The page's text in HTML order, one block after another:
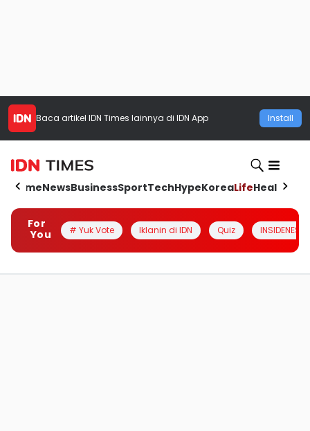
Baca artikel IDN Times lainnya di IDN App Install
HomeNewsBusinessSportTechHypeKoreaLifeHealth
For
You
# Yuk Vote Iklanin di IDN Quiz INSIDENESIA